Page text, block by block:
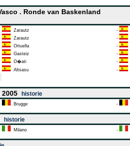
. Ronde van Baskenland
Zarautz -
Zarautz -
Ortuella -
Gasteiz -
O�ati -
Altsasu -
historie
Brugge -
historie
Milano -